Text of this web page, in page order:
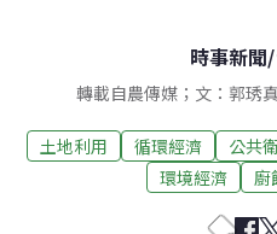
時事新聞/
轉載自農傳媒；文：郭琇
土地利用 循環經濟 公共
環境經濟
廚